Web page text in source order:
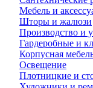
Мебель и
Шторы и жалюзи
Производство и
Гардеробные и
Корпусная
Освещение
Плотницкие и